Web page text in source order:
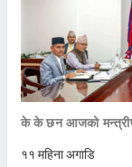
के के छन आजको
११ महिना अगाडि